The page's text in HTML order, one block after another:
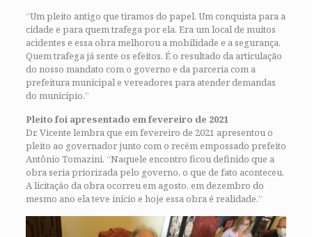
“Um pleito antigo que tiramos do papel. Um conquista para a
cidade e para quem trafega por ela. Era um local de muitos
acidentes e essa obra melhorou a mobilidade e a segurança.
Quem trafega já sente os efeitos. É o resultado da articulação
do nosso mandato com o governo e da parceria com a
prefeitura municipal e vereadores para atender demandas
do município.”
Pleito foi apresentado em fevereiro de 2021
Dr. Vicente lembra que em fevereiro de 2021 apresentou o
pleito ao governador junto com o recém empossado prefeito
Antônio Tomazini. “Naquele encontro ficou definido que a
obra seria priorizada pelo governo, o que de fato aconteceu.
A licitação da obra ocorreu em agosto, em dezembro do
mesmo ano ela teve início e hoje essa obra é realidade.”